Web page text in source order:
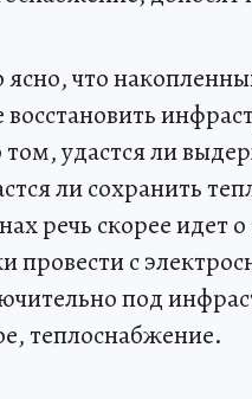
что
удастся ли
ли сохранить
речь скорее идет
провести с
под
теплоснабжение.